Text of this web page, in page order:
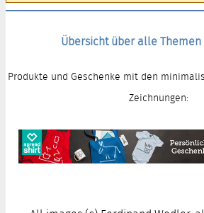
Übersicht über alle
Produkte und Geschenke mit den
Zeichnungen: